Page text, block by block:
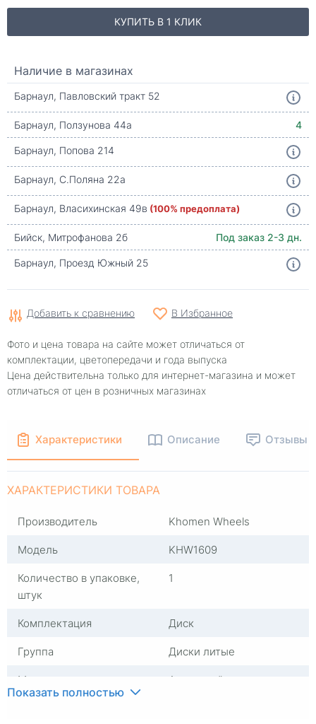
КУПИТЬ В 1 КЛИК
Наличие в магазинах
Барнаул, Павловский тракт 52
Барнаул, Ползунова 44а
4
Барнаул, Попова 214
Барнаул, С.Поляна 22а
Барнаул, Власихинская 49в (100% предоплата)
Бийск, Митрофанова 2б
Под заказ 2-3 дн.
Барнаул, Проезд Южный 25
Добавить к сравнению В Избранное
Фото и цена товара на сайте может отличаться от
комплектации, цветопередачи и года выпуска
Цена действительна только для интернет-магазина и может
отличаться от цен в розничных магазинах
Характеристики Описание Отзывы
ХАРАКТЕРИСТИКИ ТОВАРА
Производитель
Khomen Wheels
Модель
KHW1609
Количество в упаковке,
штук
1
Комплектация
Диск
Группа
Диски литые
Материал
Алюминий
Показать полностью